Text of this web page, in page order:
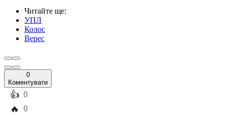
Читайте ще:
УПЛ
Колос
Верес
0
Коментувати
️👍 0
️🔥 0